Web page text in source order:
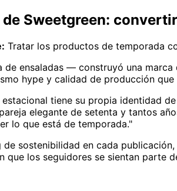
Sweetgreen:
Tratar los productos de temporada
ensaladas — construyó una
hype y calidad de producción
tiene su propia identidad
elegante de setenta y tantos
lo que está de temporada."
sostenibilidad en cada
que los seguidores se sientan parte